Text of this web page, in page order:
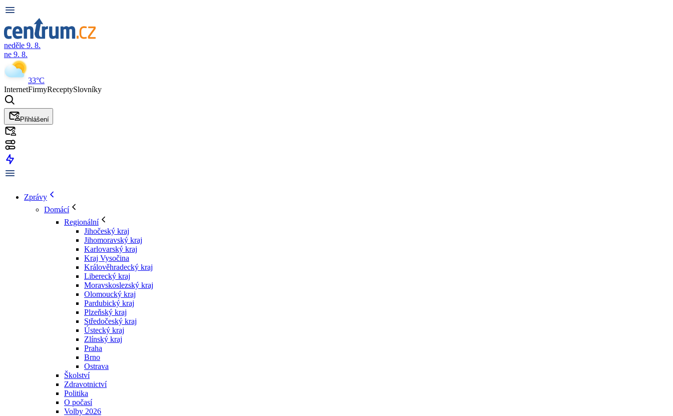
neděle 9. 8.
ne 9. 8.
33°C
InternetFirmyReceptySlovníky
Přihlášení
Zprávy
Domácí
Regionální
Jihočeský kraj
Jihomoravský kraj
Karlovarský kraj
Kraj Vysočina
Králověhradecký kraj
Liberecký kraj
Moravskoslezský kraj
Olomoucký kraj
Pardubický kraj
Plzeňský kraj
Středočeský kraj
Ústecký kraj
Zlínský kraj
Praha
Brno
Ostrava
Školství
Zdravotnictví
Politika
O počasí
Volby 2026